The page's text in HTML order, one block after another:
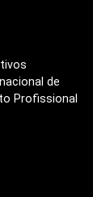
de
Profissional